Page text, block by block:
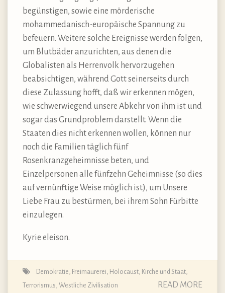
begünstigen, sowie eine mörderische
mohammedanisch-europäische Spannung zu
befeuern. Weitere solche Ereignisse werden folgen,
um Blutbäder anzurichten, aus denen die
Globalisten als Herrenvolk hervorzugehen
beabsichtigen, während Gott seinerseits durch
diese Zulassung hofft, daß wir erkennen mögen,
wie schwerwiegend unsere Abkehr von ihm ist und
sogar das Grundproblem darstellt. Wenn die
Staaten dies nicht erkennen wollen, können nur
noch die Familien täglich fünf
Rosenkranzgeheimnisse beten, und
Einzelpersonen alle fünfzehn Geheimnisse (so dies
auf vernünftige Weise möglich ist), um Unsere
Liebe Frau zu bestürmen, bei ihrem Sohn Fürbitte
einzulegen.
Kyrie eleison.
Demokratie Freimaurerei Holocaust Kirche und Staat
Terrorismus Westliche Zivilisation READ MORE